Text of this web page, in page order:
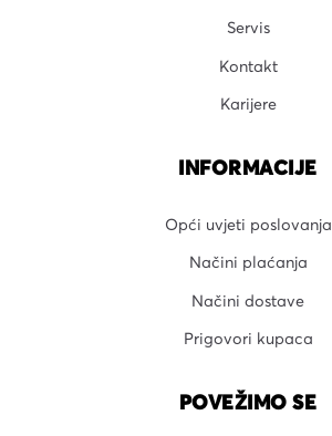
Servis
Kontakt
Karijere
INFORMACIJE
Opći uvjeti poslovanja
Načini plaćanja
Načini dostave
Prigovori kupaca
POVEŽIMO SE